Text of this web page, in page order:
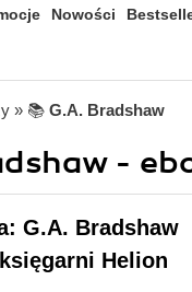
Nowości
» 📚 G.A. Bradshaw
-
G.A. Bradshaw
Helion